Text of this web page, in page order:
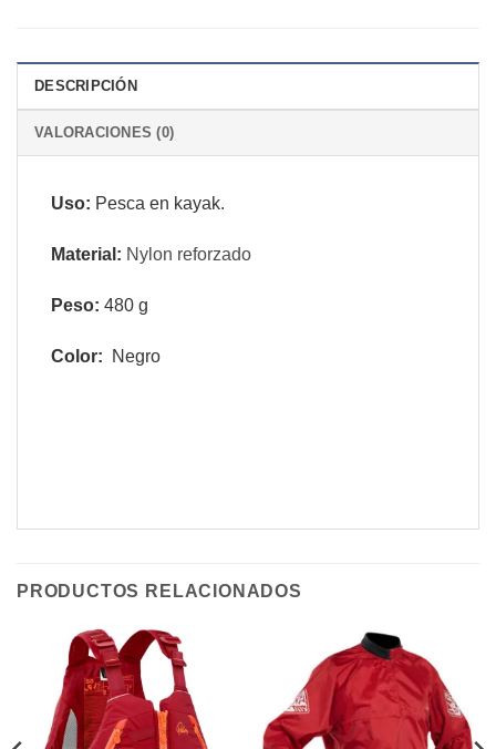
DESCRIPCIÓN
VALORACIONES (0)
Uso: Pesca en kayak.
Material: Nylon reforzado
Peso: 480 g
Color: Negro
PRODUCTOS RELACIONADOS